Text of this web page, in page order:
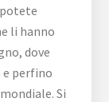
li hanno
dove
perfino
Si